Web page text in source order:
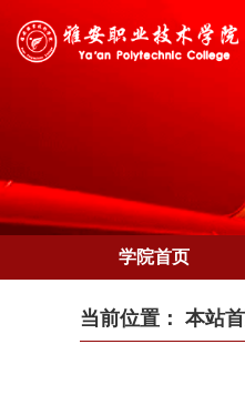
学院首页
当前位置： 本站